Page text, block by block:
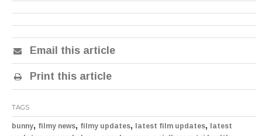
Email this article
Print this article
TAGS
bunny, filmy news, filmy updates, latest film updates, latest